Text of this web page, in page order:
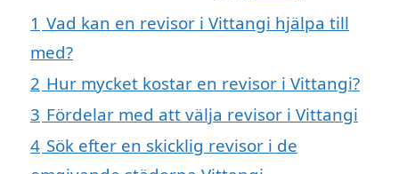
1 Vad kan en revisor i Vittangi hjälpa till
med?
2 Hur mycket kostar en revisor i Vittangi?
3 Fördelar med att välja revisor i Vittangi
4 Sök efter en skicklig revisor i de